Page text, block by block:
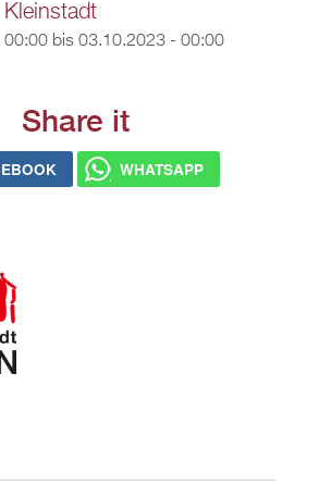
00:00bis 03.10.2023 - 00:00
Share it
WHATSAPP